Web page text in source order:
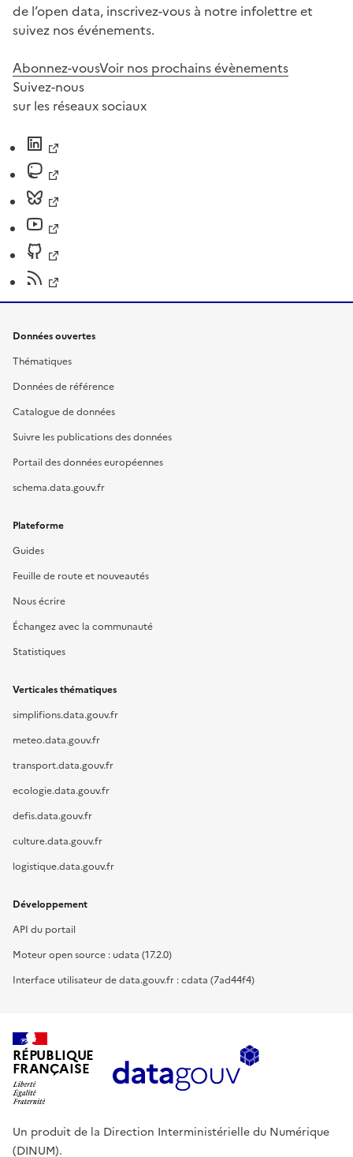
de l’open data, inscrivez-vous à notre infolettre et
suivez nos événements.
Abonnez-vousVoir nos prochains évènements
Suivez-nous
sur les réseaux sociaux
Données ouvertes
Thématiques
Données de référence
Catalogue de données
Suivre les publications des données
Portail des données européennes
schema.data.gouv.fr
Plateforme
Guides
Feuille de route et nouveautés
Nous écrire
Échangez avec la communauté
Statistiques
Verticales thématiques
simplifions.data.gouv.fr
meteo.data.gouv.fr
transport.data.gouv.fr
ecologie.data.gouv.fr
defis.data.gouv.fr
culture.data.gouv.fr
logistique.data.gouv.fr
Développement
API du portail
Moteur open source : udata (17.2.0)
Interface utilisateur de data.gouv.fr : cdata (7ad44f4)
RÉPUBLIQUE
FRANÇAISE
Un produit de la Direction Interministérielle du Numérique
(DINUM).